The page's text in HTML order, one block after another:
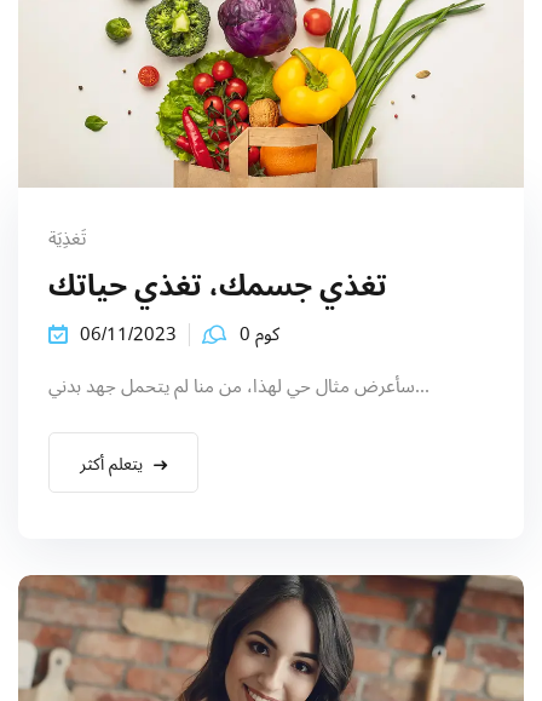
تَغذِيَة
تغذي جسمك، تغذي حياتك
06/11/2023
كوم 0
سأعرض مثال حي لهذا، من منا لم يتحمل جهد بدني...
يتعلم أكثر